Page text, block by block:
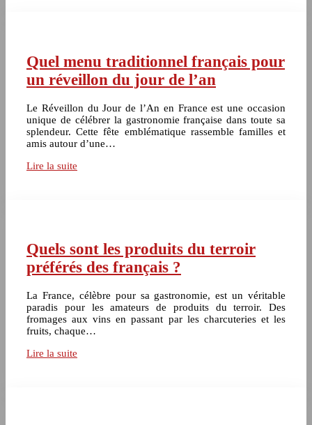
Quel menu traditionnel français pour
un réveillon du jour de l’an
Le Réveillon du Jour de l’An en France est une occasion
unique de célébrer la gastronomie française dans toute sa
splendeur. Cette fête emblématique rassemble familles et
amis autour d’une…
Lire la suite
Quels sont les produits du terroir
préférés des français ?
La France, célèbre pour sa gastronomie, est un véritable
paradis pour les amateurs de produits du terroir. Des
fromages aux vins en passant par les charcuteries et les
fruits, chaque…
Lire la suite